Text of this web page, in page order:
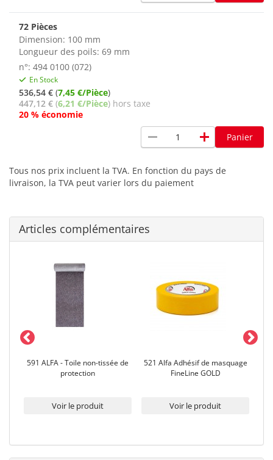
72 Pièces
Dimension: 100 mm
Longueur des poils: 69 mm
n°: 494 0100 (072)
En Stock
536,54 € (7,45 €/Pièce)
447,12 € (6,21 €/Pièce) hors taxe
20 % économie
remove add Panier
Tous nos prix incluent la TVA. En fonction du pays de
livraison, la TVA peut varier lors du paiement
Articles complémentaires
591 ALFA - Toile non-tissée de
protection
Voir le produit
521 Alfa Adhésif de masquage
FineLine GOLD
Voir le produit